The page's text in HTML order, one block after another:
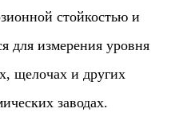
стойкостью и
для измерения уровня
щелочах и других
заводах.